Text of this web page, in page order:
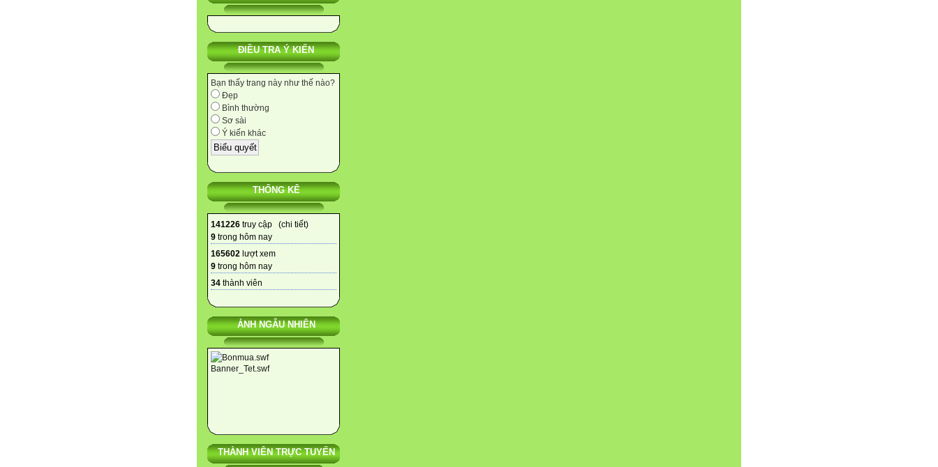
ĐIỀU TRA Ý KIẾN
Bạn thấy trang này như thế nào?
Đẹp
Bình thường
Sơ sài
Ý kiến khác
THỐNG KÊ
141226 truy cập (chi tiết)
9 trong hôm nay
165602 lượt xem
9 trong hôm nay
34 thành viên
ẢNH NGẪU NHIÊN
THÀNH VIÊN TRỰC TUYẾN